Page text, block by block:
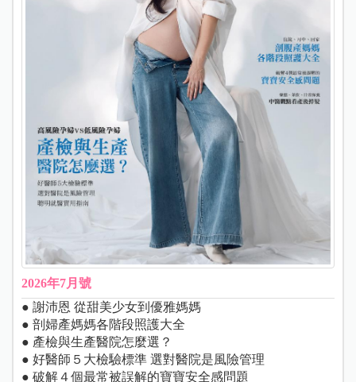
2026年7月號
● 謝沛恩 從甜美少女到優雅媽媽
● 剖婦產媽媽各階段照護大全
● 產檢與生產醫院怎麼選？
● 好醫師５大檢驗標準 選對醫院是風險管理
● 破解４個最常被誤解的寶寶安全感問題